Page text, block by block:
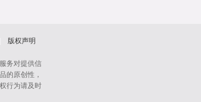
版权声明
务对提供信
的原创性，
行为请及时